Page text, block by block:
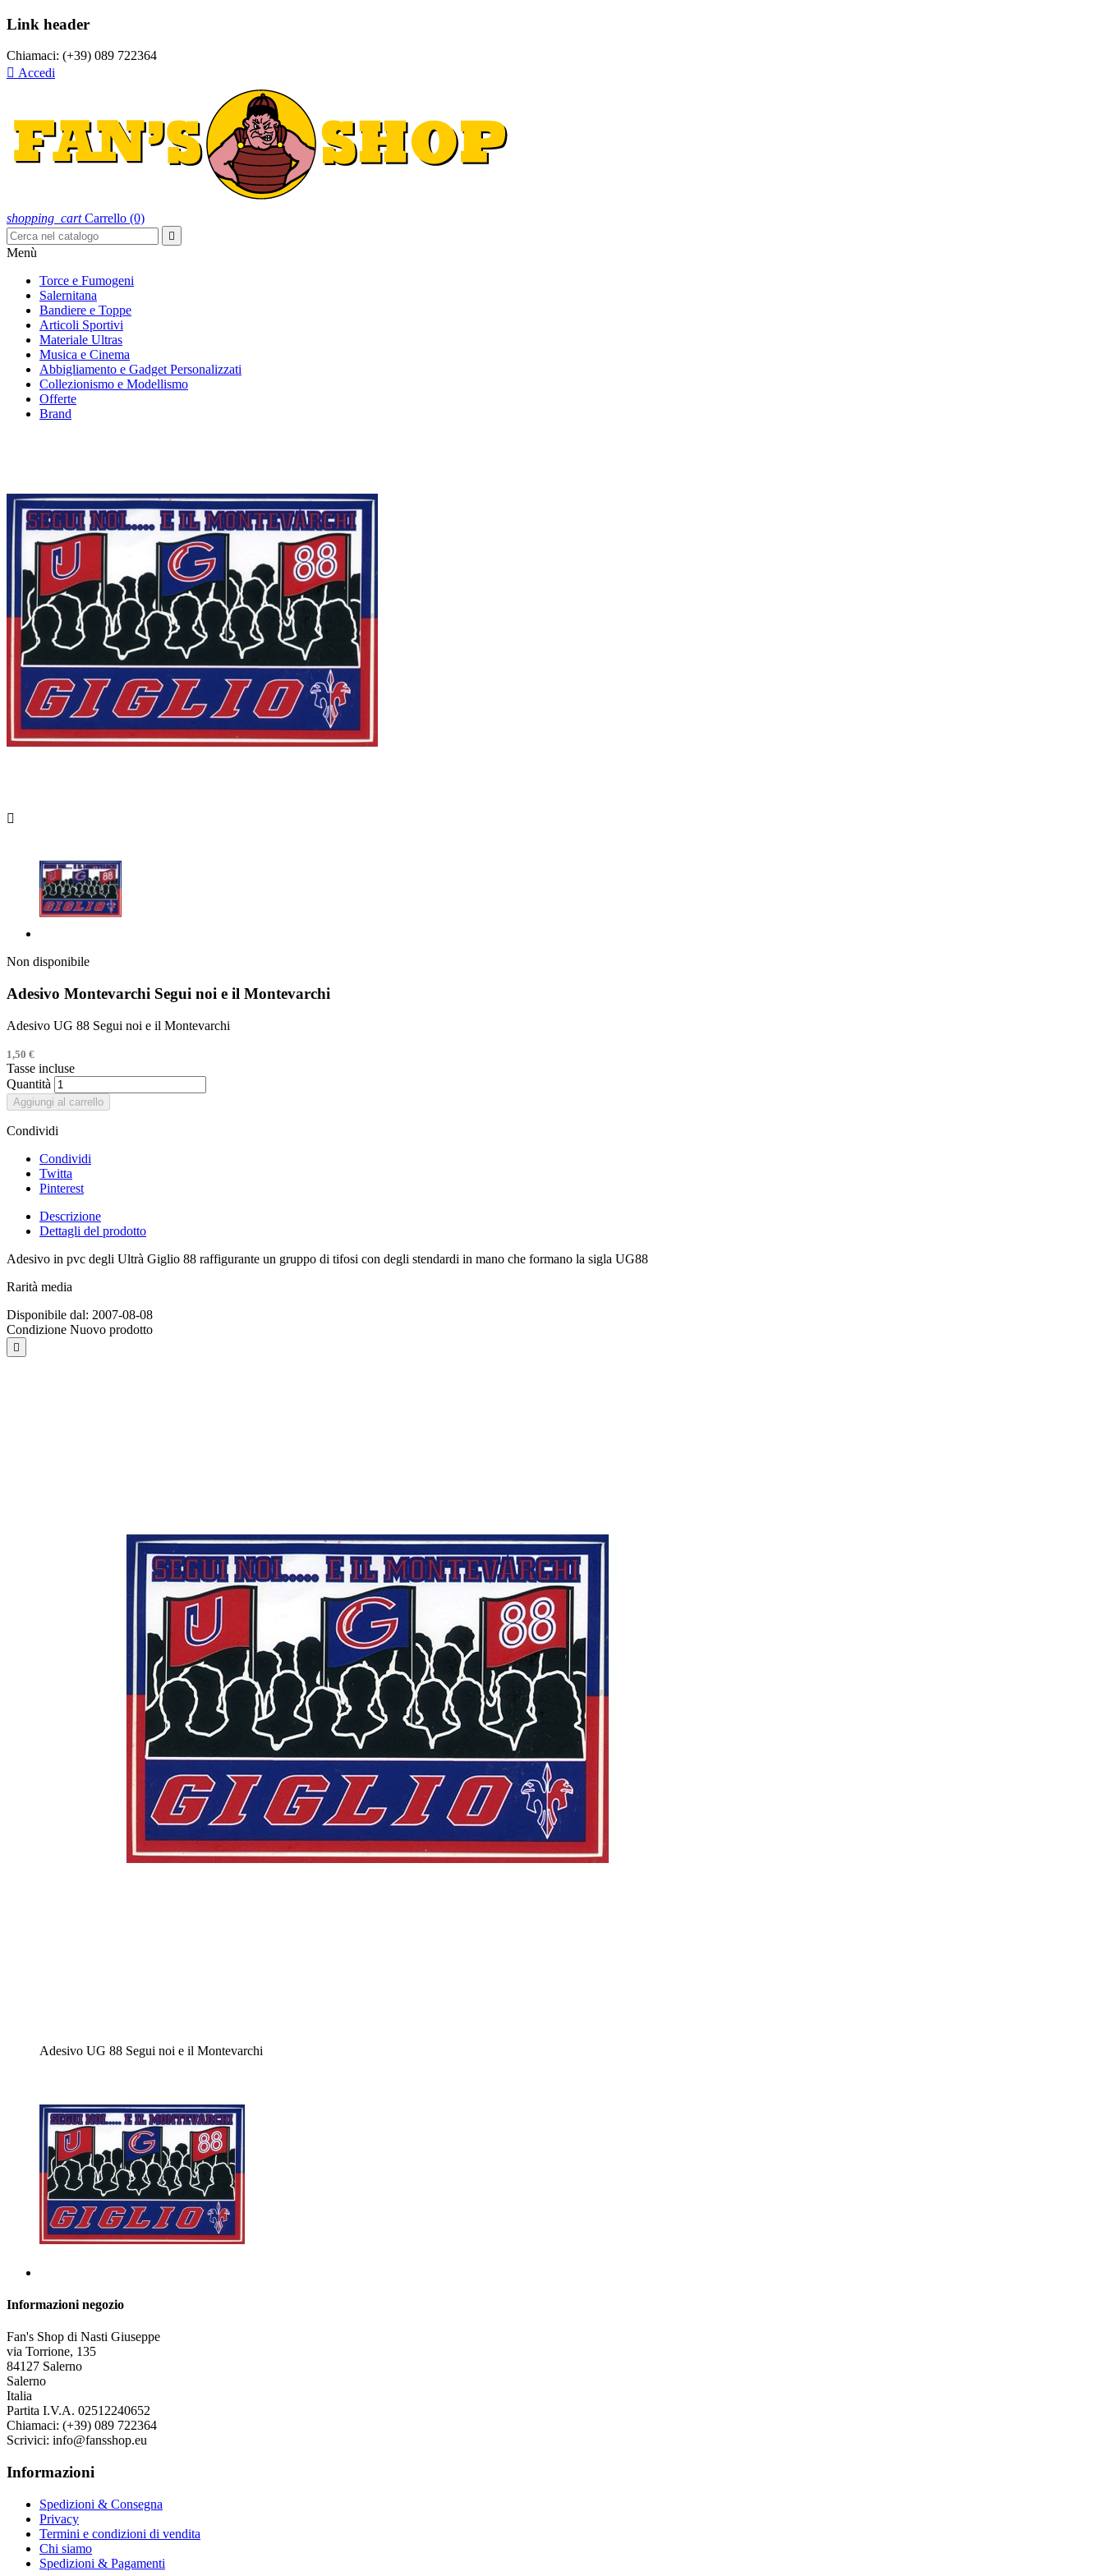
Link header
Chiamaci: (+39) 089 722364
 Accedi
shopping_cart Carrello (0)

Menù
Torce e Fumogeni
Salernitana
Bandiere e Toppe
Articoli Sportivi
Materiale Ultras
Musica e Cinema
Abbigliamento e Gadget Personalizzati
Collezionismo e Modellismo
Offerte
Brand

Non disponibile
Adesivo Montevarchi Segui noi e il Montevarchi
Adesivo UG 88 Segui noi e il Montevarchi
1,50 €
Tasse incluse
Quantità
Aggiungi al carrello
Condividi
Condividi
Twitta
Pinterest
Descrizione
Dettagli del prodotto
Adesivo in pvc degli Ultrà Giglio 88 raffigurante un gruppo di tifosi con degli stendardi in mano che formano la sigla UG88
Rarità media
Disponibile dal: 2007-08-08
Condizione Nuovo prodotto

Adesivo UG 88 Segui noi e il Montevarchi
Informazioni negozio
Fan's Shop di Nasti Giuseppe
via Torrione, 135
84127 Salerno
Salerno
Italia
Partita I.V.A. 02512240652
Chiamaci: (+39) 089 722364
Scrivici: info@fansshop.eu
Informazioni
Spedizioni & Consegna
Privacy
Termini e condizioni di vendita
Chi siamo
Spedizioni & Pagamenti